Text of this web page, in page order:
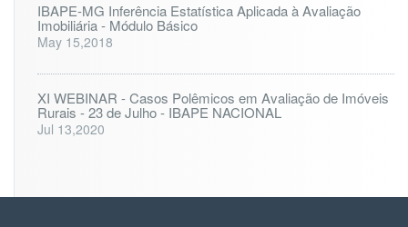
IBAPE-MG Inferência Estatística Aplicada à Avaliação
Imobiliária - Módulo Básico
May 15,2018
XI WEBINAR - Casos Polêmicos em Avaliação de Imóveis
Rurais - 23 de Julho - IBAPE NACIONAL
Jul 13,2020